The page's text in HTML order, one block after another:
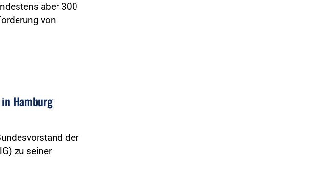
aber 300
von
Hamburg
der
zu seiner